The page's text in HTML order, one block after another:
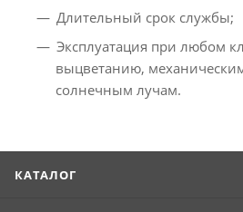
Длительный срок службы;
Эксплуатация при любом
выцветанию,
солнечным лучам.
КАТАЛОГ